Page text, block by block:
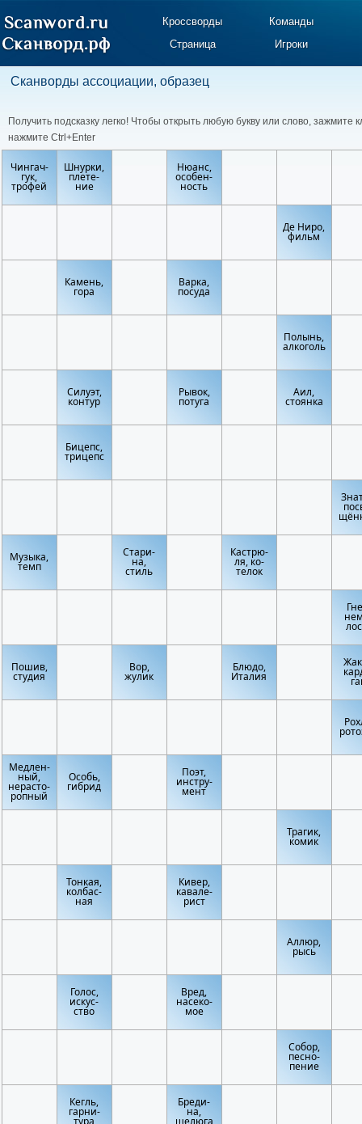
Кроссворды
Команды
Страница
Игроки
Сканворды ассоциации, образец
Получить подсказку легко! Чтобы открыть любую букву или слово,
нажмите Ctrl+Enter
Чингач-
гук,
трофей
Шнурки,
плете-
ние
Нюанс,
особен-
ность
Де Ниро,
фильм
Камень,
гора
Варка,
посуда
Полынь,
алкоголь
Силуэт,
контур
Рывок,
потуга
Аил,
стоянка
Бицепс,
трицепс
Музыка,
темп
Стари-
на,
стиль
Кастрю-
ля, ко-
телок
Пошив,
студия
Вор,
жулик
Блюдо,
Италия
Медлен-
ный,
нерасто-
ропный
Особь,
гибрид
Поэт,
инстру-
мент
Трагик,
комик
Тонкая,
колбас-
ная
Кивер,
кавале-
рист
Аллюр,
рысь
Голос,
искус-
ство
Вред,
насеко-
мое
Собор,
песно-
пение
Кегль,
гарни-
тура
Бреди-
на,
шелюга